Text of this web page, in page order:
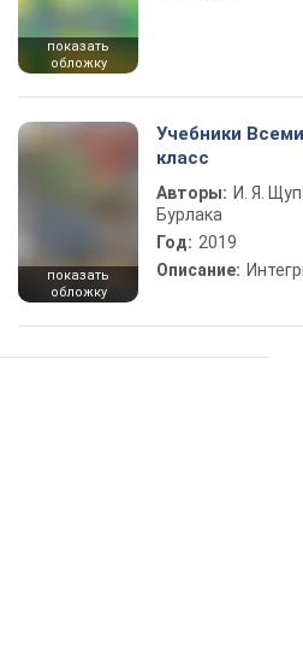
показать
обложку
показать
обложку
Учебники
класс
Авторы: И. Я.
Бурлака
Год: 2019
Описание: